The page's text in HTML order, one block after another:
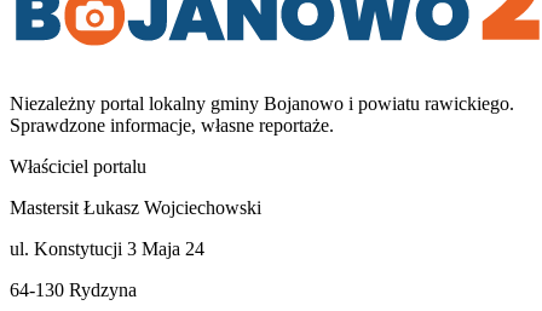
Niezależny portal lokalny gminy Bojanowo i powiatu rawickiego.
Sprawdzone informacje, własne reportaże.
Właściciel portalu
Mastersit Łukasz Wojciechowski
ul. Konstytucji 3 Maja 24
64-130 Rydzyna